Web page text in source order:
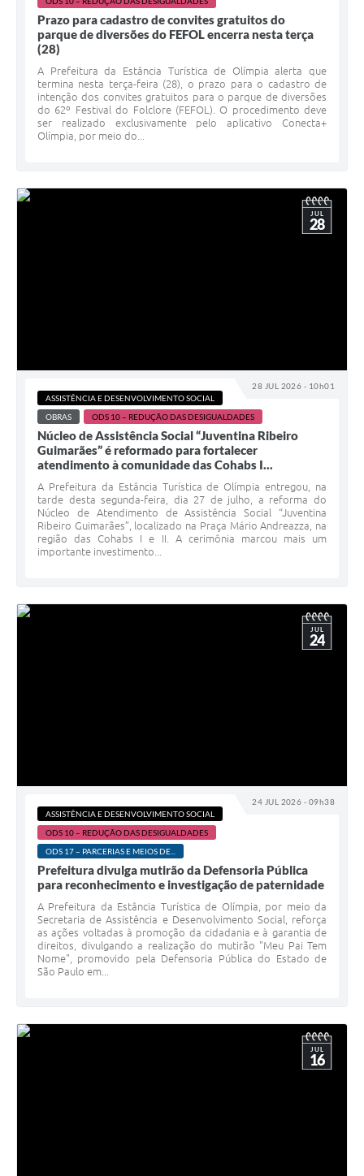
Prazo para cadastro de convites gratuitos do
parque de diversões do FEFOL encerra nesta terça
(28)
A Prefeitura da Estância Turística de Olímpia alerta que
termina nesta terça-feira (28), o prazo para o cadastro de
intenção dos convites gratuitos para o parque de diversões
do 62º Festival do Folclore (FEFOL). O procedimento deve
ser realizado exclusivamente pelo aplicativo Conecta+
Olímpia, por meio do...
28 JUL 2026 - 10h01
JUL
28
ASSISTÊNCIA E DESENVOLVIMENTO SOCIAL
OBRAS
ODS 10 – REDUÇÃO DAS DESIGUALDADES
Núcleo de Assistência Social “Juventina Ribeiro
Guimarães” é reformado para fortalecer
atendimento à comunidade das Cohabs I...
A Prefeitura da Estância Turística de Olímpia entregou, na
tarde desta segunda-feira, dia 27 de julho, a reforma do
Núcleo de Atendimento de Assistência Social “Juventina
Ribeiro Guimarães”, localizado na Praça Mário Andreazza, na
região das Cohabs I e II. A cerimônia marcou mais um
importante investimento...
24 JUL 2026 - 09h38
JUL
24
ASSISTÊNCIA E DESENVOLVIMENTO SOCIAL
ODS 10 – REDUÇÃO DAS DESIGUALDADES
ODS 17 – PARCERIAS E MEIOS DE...
Prefeitura divulga mutirão da Defensoria Pública
para reconhecimento e investigação de paternidade
A Prefeitura da Estância Turística de Olímpia, por meio da
Secretaria de Assistência e Desenvolvimento Social, reforça
as ações voltadas à promoção da cidadania e à garantia de
direitos, divulgando a realização do mutirão "Meu Pai Tem
Nome", promovido pela Defensoria Pública do Estado de
São Paulo em...
JUL
16